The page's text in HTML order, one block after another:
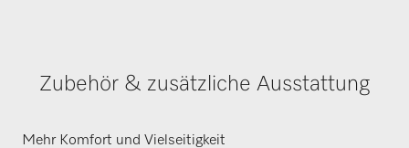
Zubehör & zusätzliche Ausstattung
Mehr Komfort und Vielseitigkeit